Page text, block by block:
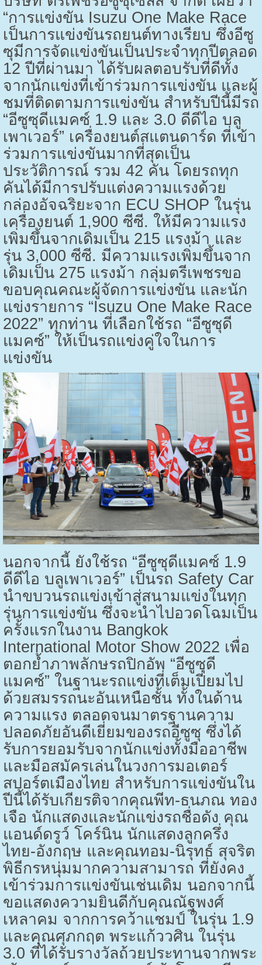
“การแข่งขัน Isuzu One Make Race
เป็นการแข่งขันรถยนต์ทางเรียบ ซึ่งอีซู
ซุมีการจัดแข่งขันเป็นประจำทุกปีตลอด
12 ปีที่ผ่านมา ได้รับผลตอบรับที่ดีทั้ง
จากนักแข่งที่เข้าร่วมการแข่งขัน และผู้
ชมที่ติดตามการแข่งขัน สำหรับปีนี้มีรถ
“อีซูซุดีแมคซ์ 1.9 และ 3.0 ดีดีไอ บลู
เพาเวอร์” เครื่องยนต์สแตนดาร์ด ที่เข้า
ร่วมการแข่งขันมากที่สุดเป็น
ประวัติการณ์ รวม 42 คัน โดยรถทุก
คันได้มีการปรับแต่งความแรงด้วย
กล่องอัจฉริยะจาก ECU SHOP ในรุ่น
เครื่องยนต์ 1,900 ซีซี. ให้มีความแรง
เพิ่มขึ้นจากเดิมเป็น 215 แรงม้า และ
รุ่น 3,000 ซีซี. มีความแรงเพิ่มขึ้นจาก
เดิมเป็น 275 แรงม้า กลุ่มตรีเพชรขอ
ขอบคุณคณะผู้จัดการแข่งขัน และนัก
แข่งรายการ “Isuzu One Make Race
2022” ทุกท่าน ที่เลือกใช้รถ “อีซูซุดี
แมคซ์” ให้เป็นรถแข่งคู่ใจในการ
แข่งขัน
นอกจากนี้ ยังใช้รถ “อีซูซุดีแมคซ์ 1.9
ดีดีไอ บลูเพาเวอร์” เป็นรถ Safety Car
นำขบวนรถแข่งเข้าสู่สนามแข่งในทุก
รุ่นการแข่งขัน ซึ่งจะนำไปอวดโฉมเป็น
ครั้งแรกในงาน Bangkok
International Motor Show 2022 เพื่อ
ตอกย้ำภาพลักษรถปิกอัพ “อีซูซุดี
แมคซ์” ในฐานะรถแข่งที่เต็มเปี่ยมไป
ด้วยสมรรถนะอันเหนือชั้น ทั้งในด้าน
ความแรง ตลอดจนมาตรฐานความ
ปลอดภัยอันดีเยี่ยมของรถอีซูซุ ซึ่งได้
รับการยอมรับจากนักแข่งทั้งมืออาชีพ
และมือสมัครเล่นในวงการมอเตอร์
สปอร์ตเมืองไทย สำหรับการแข่งขันใน
ปีนี้ได้รับเกียรติจากคุณพีท-ธนภณ ทอง
เจือ นักแสดงและนักแข่งรถชื่อดัง คุณ
แอนด์ดรูว์ โคร์นิน นักแสดงลูกครึ่ง
ไทย-อังกฤษ และคุณทอม-นิรุทธ์ สุจริต
พิธีกรหนุ่มมากความสามารถ ที่ยังคง
เข้าร่วมการแข่งขันเช่นเดิม นอกจากนี้
ขอแสดงความยินดีกับคุณณัฐพงศ์
เหลาคม จากการคว้าแชมป์ ในรุ่น 1.9
และคุณศุภกฤต พระแก้ววศิน ในรุ่น
3.0 ที่ได้รับรางวัลถ้วยประทานจากพระ